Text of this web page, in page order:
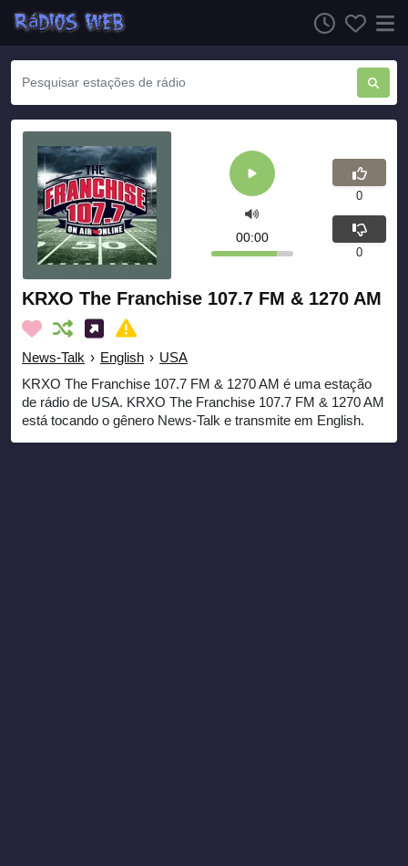
KRXO The Franchise 107.7 FM & 1270 AM
News-Talk › English › USA
KRXO The Franchise 107.7 FM & 1270 AM é uma estação
de rádio de USA. KRXO The Franchise 107.7 FM & 1270 AM
está tocando o gênero News-Talk e transmite em English.
00:00
0
0